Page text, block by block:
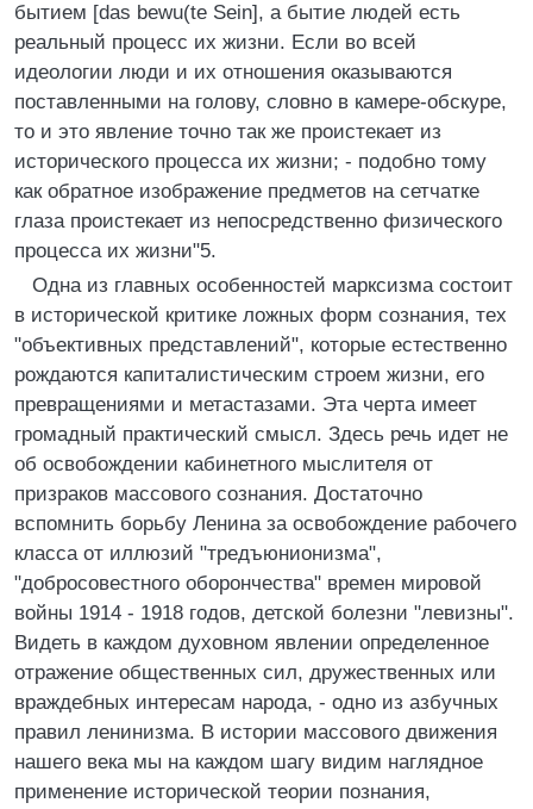
бытием [das bewu(te Sein], а бытие людей есть
реальный процесс их жизни. Если во всей
идеологии люди и их отношения оказываются
поставленными на голову, словно в камере-обскуре,
то и это явление точно так же проистекает из
исторического процесса их жизни; - подобно тому
как обратное изображение предметов на сетчатке
глаза проистекает из непосредственно физического
процесса их жизни"5.
Одна из главных особенностей марксизма состоит
в исторической критике ложных форм сознания, тех
"объективных представлений", которые естественно
рождаются капиталистическим строем жизни, его
превращениями и метастазами. Эта черта имеет
громадный практический смысл. Здесь речь идет не
об освобождении кабинетного мыслителя от
призраков массового сознания. Достаточно
вспомнить борьбу Ленина за освобождение рабочего
класса от иллюзий "тредъюнионизма",
"добросовестного оборончества" времен мировой
войны 1914 - 1918 годов, детской болезни "левизны".
Видеть в каждом духовном явлении определенное
отражение общественных сил, дружественных или
враждебных интересам народа, - одно из азбучных
правил ленинизма. В истории массового движения
нашего века мы на каждом шагу видим наглядное
применение исторической теории познания,